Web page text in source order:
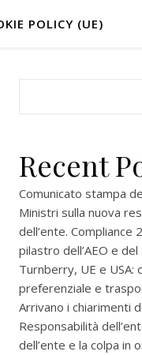
POLICY (UE)
Recent
Comunicato stampa
Ministri sulla nuova
dell’ente. Compliance
pilastro dell’AEO e del
Turnberry, UE e USA:
preferenziale e
Arrivano i chiarimenti
Responsabilità
dell’ente e la colpa in